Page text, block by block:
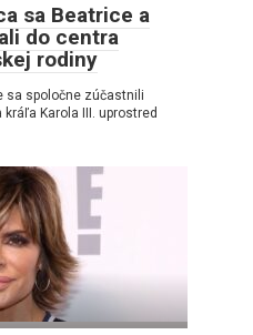
sa Beatrice a
do centra
rodiny
sa spoločne zúčastnili
Karola III. uprostred